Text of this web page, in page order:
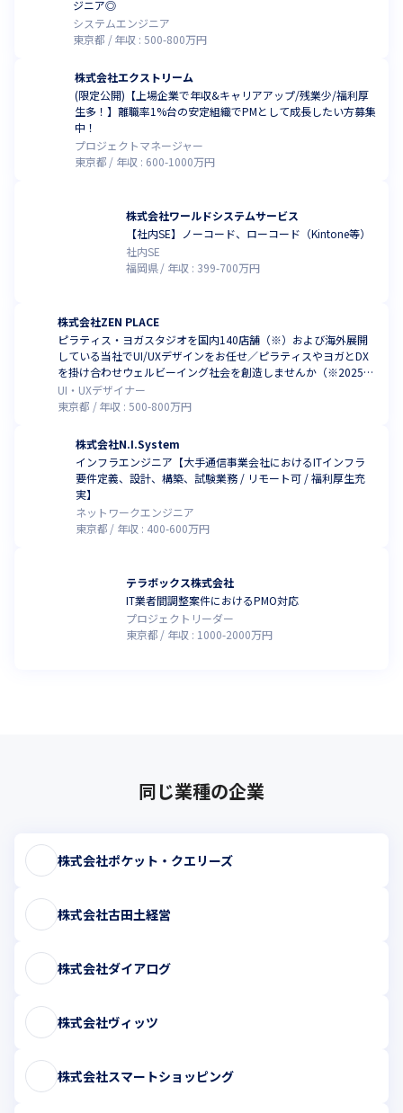
ジニア◎
システムエンジニア
東京都
年収 : 500-800万円
株式会社エクストリーム
(限定公開)【上場企業で年収&キャリアアップ/残業少/福利厚
生多！】離職率1%台の安定組織でPMとして成長したい方募集
中！
プロジェクトマネージャー
東京都
年収 : 600-1000万円
株式会社ワールドシステムサービス
【社内SE】ノーコード、ローコード（Kintone等）
社内SE
福岡県
年収 : 399-700万円
株式会社ZEN PLACE
ピラティス・ヨガスタジオを国内140店舗（※）および海外展開
している当社でUI/UXデザインをお任せ／ピラティスやヨガとDX
を掛け合わせウェルビーイング社会を創造しませんか（※2025年
3月時点）
UI・UXデザイナー
東京都
年収 :500-800万円
株式会社N.⁠I.⁠System
インフラエンジニア【大手通信事業会社におけるITインフラ
要件定義、設計、構築、試験業務 / リモート可 / 福利厚生充
実】
ネットワークエンジニア
東京都
年収 : 400-600万円
テラボックス株式会社
IT業者間調整案件におけるPMO対応
プロジェクトリーダー
東京都
年収 : 1000-2000万円
同じ業種の企業
株式会社ポケット・クエリーズ
株式会社古田土経営
株式会社ダイアログ
株式会社ヴィッツ
株式会社スマートショッピング